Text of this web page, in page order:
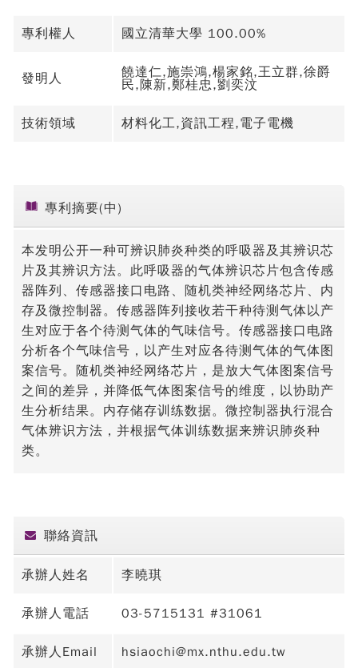
專利權人 國立清華大學 100.00%
發明人
饒達仁,施崇鴻,楊家銘,王立群,徐爵
民,陳新,鄭桂忠,劉奕汶
技術領域 材料化工,資訊工程,電子電機
專利摘要(中)
本发明公开一种可辨识肺炎种类的呼吸器及其辨识芯
片及其辨识方法。此呼吸器的气体辨识芯片包含传感
器阵列、传感器接口电路、随机类神经网络芯片、内
存及微控制器。传感器阵列接收若干种待测气体以产
生对应于各个待测气体的气味信号。传感器接口电路
分析各个气味信号，以产生对应各待测气体的气体图
案信号。随机类神经网络芯片，是放大气体图案信号
之间的差异，并降低气体图案信号的维度，以协助产
生分析结果。内存储存训练数据。微控制器执行混合
气体辨识方法，并根据气体训练数据来辨识肺炎种
类。
聯絡資訊
承辦人姓名 李曉琪
承辦人電話 03-5715131 #31061
承辦人Email hsiaochi@mx.nthu.edu.tw